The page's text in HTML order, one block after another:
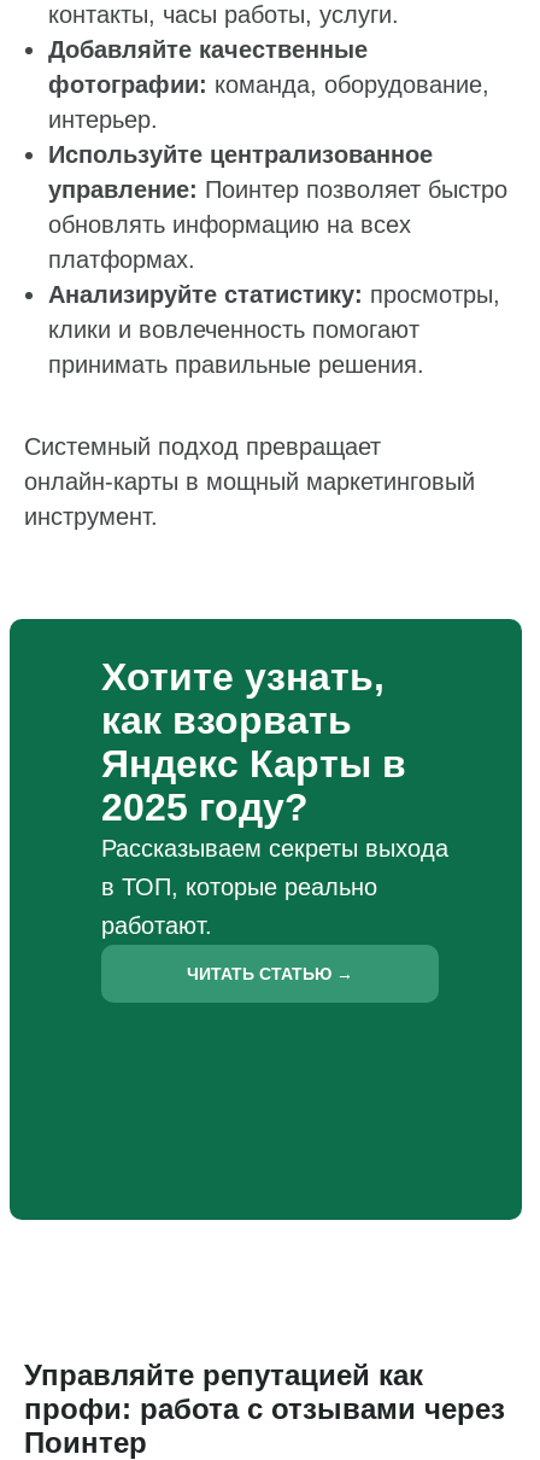
контакты, часы работы, услуги.
Добавляйте качественные
фотографии: команда, оборудование,
интерьер.
Используйте централизованное
управление: Поинтер позволяет быстро
обновлять информацию на всех
платформах.
Анализируйте статистику: просмотры,
клики и вовлеченность помогают
принимать правильные решения.
Системный подход превращает
онлайн‑карты в мощный маркетинговый
инструмент.
Хотите узнать,
как взорвать
Яндекс Карты в
2025 году?
Рассказываем секреты выхода
в ТОП, которые реально
работают.
ЧИТАТЬ СТАТЬЮ →
Управляйте репутацией как
профи: работа с отзывами через
Поинтер